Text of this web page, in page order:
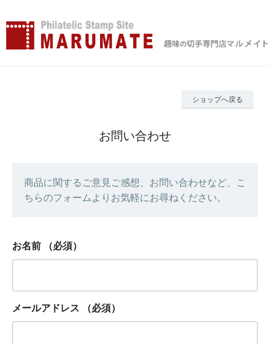
ショップへ戻る
お問い合わせ
商品に関するご意見ご感想、お問い合わせなど、こ
ちらのフォームよりお気軽にお尋ねください。
お名前 （必須）
メールアドレス （必須）